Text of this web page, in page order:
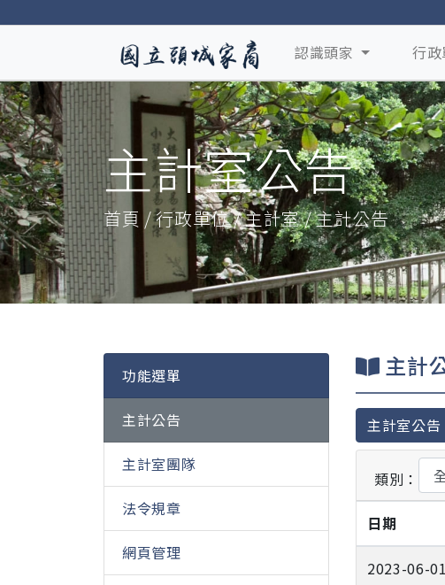
認識頭家 行
主計室公告
首頁 / 行政單位 / 主計室 / 主計公告
功能選單
主計公告
主計室團隊
法令規章
網頁管理
主計
主計室公告
類別：
日期
2023-06-01